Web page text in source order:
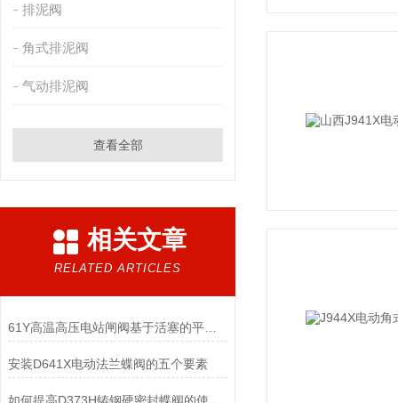
排泥阀
角式排泥阀
气动排泥阀
查看全部
相关文章
RELATED ARTICLES
61Y高温高压电站闸阀基于活塞的平移运动原理
安装D641X电动法兰蝶阀的五个要素